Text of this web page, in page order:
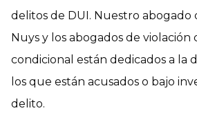
delitos de DUI. Nuestro abogado
Nuys y los abogados de violación
condicional están dedicados a la
los que están acusados o bajo
delito.